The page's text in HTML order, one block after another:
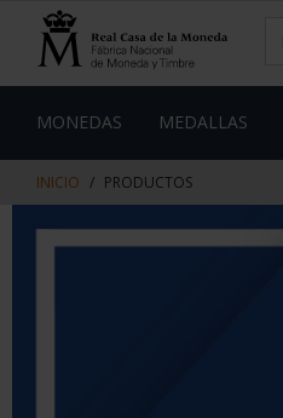
contenido
de
MONEDAS MEDALLAS
INICIO PRODUCTOS